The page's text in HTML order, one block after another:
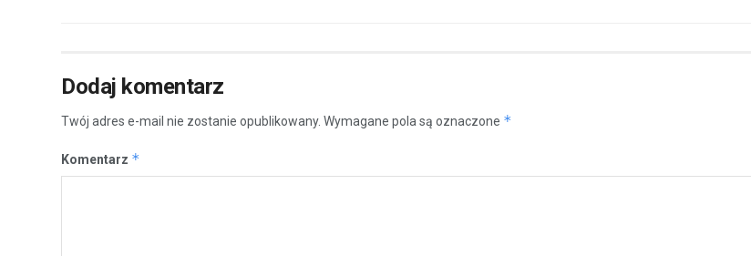
Dodaj komentarz
Twój adres e-mail nie zostanie opublikowany. Wymagane pola są oznaczone *
Komentarz *